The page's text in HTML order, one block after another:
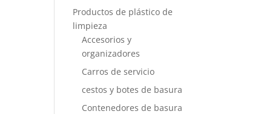
Productos de plástico de
limpieza
Accesorios y
organizadores
Carros de servicio
cestos y botes de basura
Contenedores de basura